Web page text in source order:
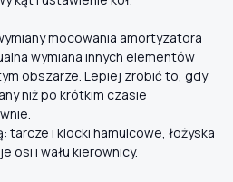
mocowania amortyzatora
wymiana innych elementów
obszarze. Lepiej zrobić to, gdy
niż po krótkim czasie
tarcze i klocki hamulcowe, łożyska
osi i wału kierownicy.